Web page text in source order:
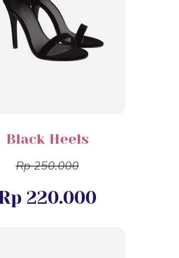
Black Heels
Rp 250.000
220.000